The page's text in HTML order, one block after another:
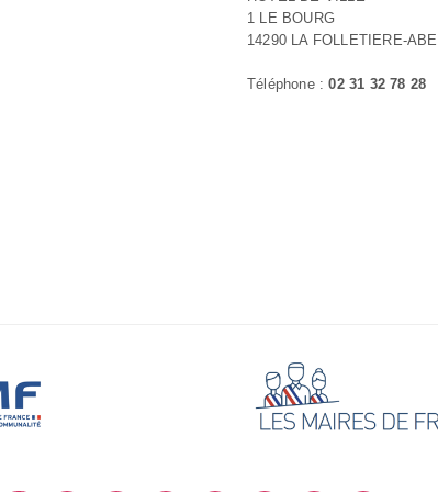
1 LE BOURG
14290 LA FOLLETIERE-
Téléphone :02 31 32 78 28